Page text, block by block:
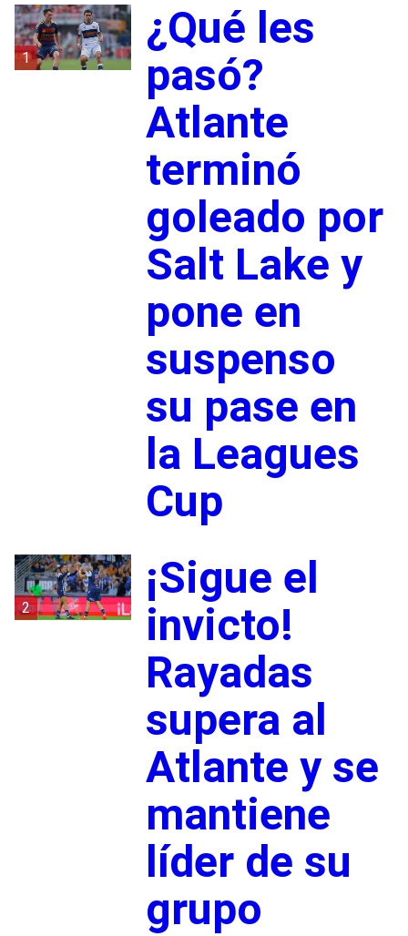
1
¿Qué les
pasó?
Atlante
terminó
goleado por
Salt Lake y
pone en
suspenso
su pase en
la Leagues
Cup
2
¡Sigue el
invicto!
Rayadas
supera al
Atlante y se
mantiene
líder de su
grupo